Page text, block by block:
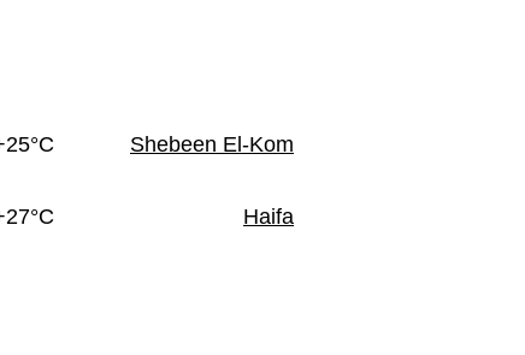
Shebeen El-Kom
Haifa